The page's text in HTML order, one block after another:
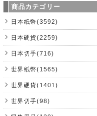
商品カテゴリー
日本紙幣(3592)
日本硬貨(2259)
日本切手(716)
世界紙幣(1565)
世界硬貨(1401)
世界切手(98)